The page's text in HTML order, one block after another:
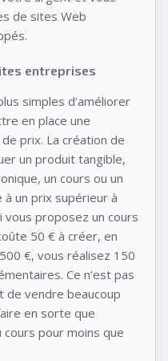
de sites Web
entreprises
simples d’améliorer
en place une
prix. La création de
un produit tangible,
un cours ou un
un prix supérieur à
vous proposez un cours
50 € à créer, en
€, vous réalisez 150
Ce n’est pas
de vendre beaucoup
en sorte que
cours pour moins que